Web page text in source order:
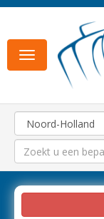
Toggle
navigation